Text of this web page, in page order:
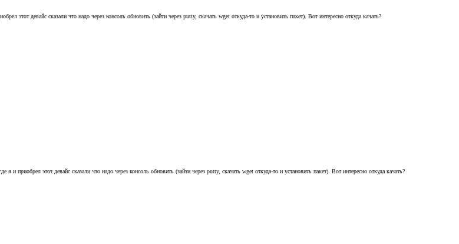
этот девайс сказали что надо через консоль обновить (зайти через putty, скачать wget откуда-то и установить пакет). Вот интересно откуда качать?
приобрел этот девайс сказали что надо через консоль обновить (зайти через putty, скачать wget откуда-то и установить пакет). Вот интересно откуда качать?